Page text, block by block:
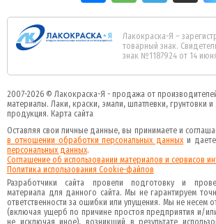
Лакокраска-Я –
товарный знак.
знак №1187924 от 14
2007-2026 © Лакокраска-Я - продажа от
материалы. Лаки, краски, эмали, шпатлевки, грунтовки и
продукция. Карта сайта
Оставляя свои личные данные, вы принимаете и
в отношении обработки персональных данных и
персональных данных.
Соглашение об использовании материалов и сервисов
Политика использования Cookie-файлов
Разработчики сайта провели подготовку и
материала для данного сайта. Мы не гарантируем
ответственности за ошибки или упущения. Мы не несем
(включая ущерб по причине простоя предприятия и/
не исключая иное), возникший в результате